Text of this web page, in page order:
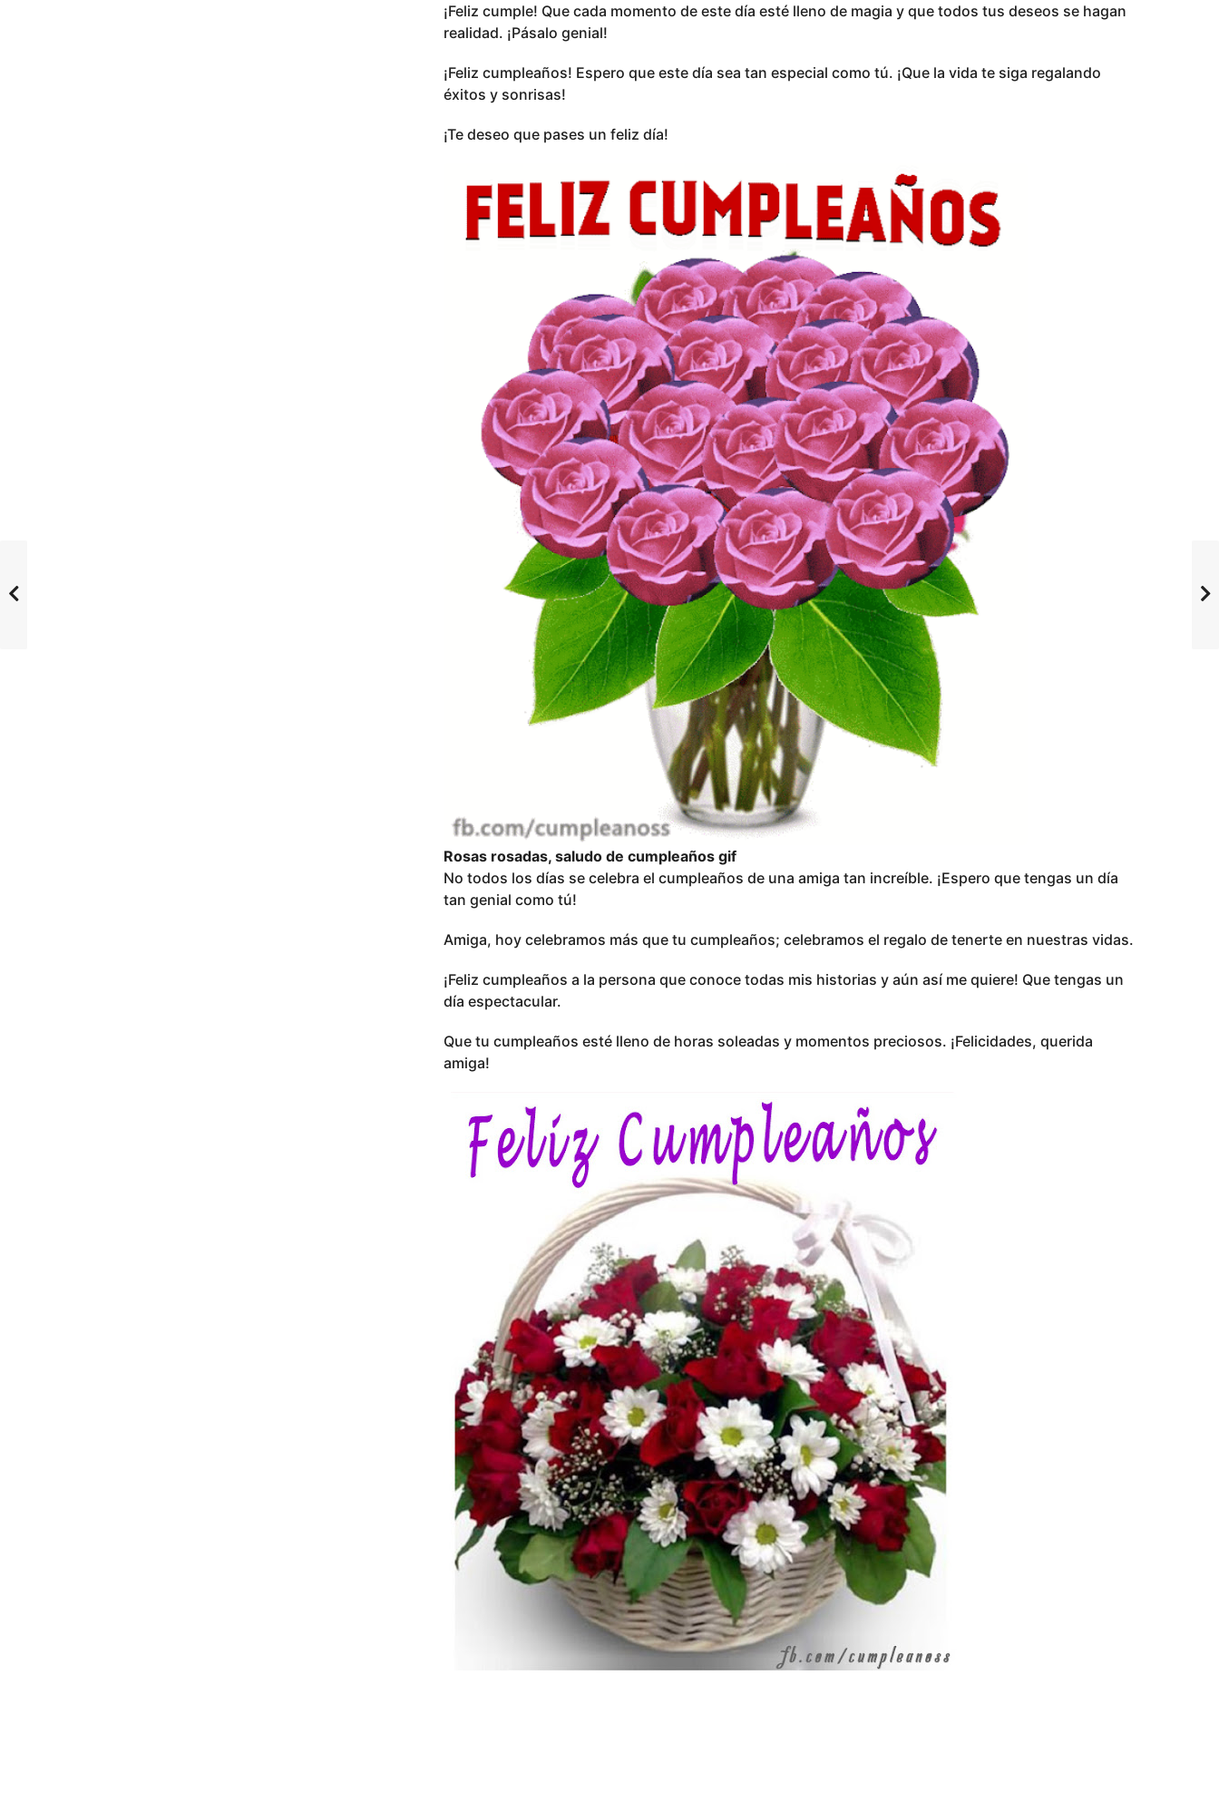
¡Feliz cumple! Que cada momento de este día esté lleno de magia y que todos tus deseos se hagan
realidad. ¡Pásalo genial!
¡Feliz cumpleaños! Espero que este día sea tan especial como tú. ¡Que la vida te siga regalando
éxitos y sonrisas!
¡Te deseo que pases un feliz día!
Rosas rosadas, saludo de cumpleaños gif
No todos los días se celebra el cumpleaños de una amiga tan increíble. ¡Espero que tengas un día
tan genial como tú!
Amiga, hoy celebramos más que tu cumpleaños; celebramos el regalo de tenerte en nuestras vidas.
¡Feliz cumpleaños a la persona que conoce todas mis historias y aún así me quiere! Que tengas un
día espectacular.
Que tu cumpleaños esté lleno de horas soleadas y momentos preciosos. ¡Felicidades, querida
amiga!